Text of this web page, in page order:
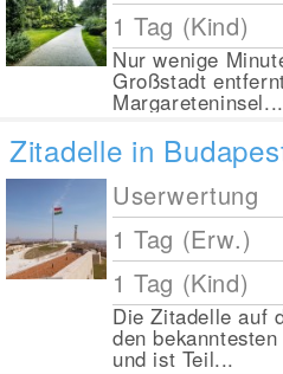
1 Tag (Kind)
Nur wenige
Großstadt
Margareteninsel...
Zitadelle in
Userwertung
1 Tag (Erw.)
1 Tag (Kind)
Die Zitadelle auf
den
und ist Teil...